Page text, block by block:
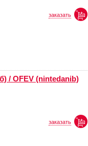
заказать
/ OFEV (nintedanib)
заказать